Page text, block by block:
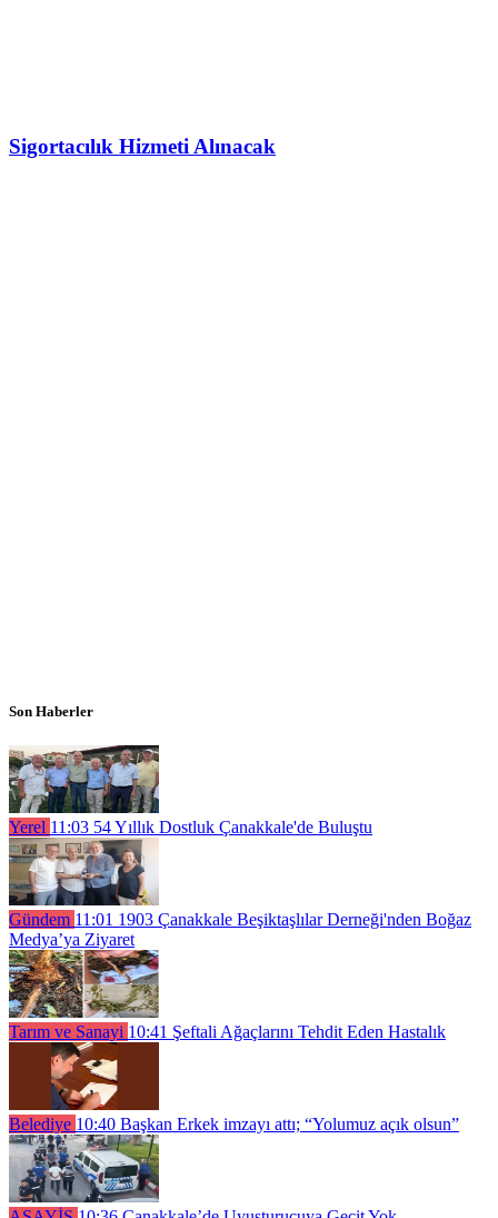
Sigortacılık Hizmeti Alınacak
Son Haberler
Yerel 11:03 54 Yıllık Dostluk Çanakkale'de Buluştu
Gündem 11:01 1903 Çanakkale Beşiktaşlılar Derneği'nden Boğaz
Medya’ya Ziyaret
Tarım ve Sanayi 10:41 Şeftali Ağaçlarını Tehdit Eden Hastalık
Belediye 10:40 Başkan Erkek imzayı attı; “Yolumuz açık olsun”